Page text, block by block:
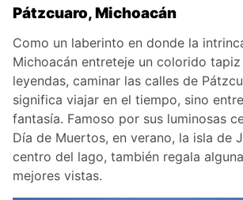
Pátzcuaro, Michoacán
Como un laberinto en donde la
Michoacán entreteje un colorido
leyendas, caminar las calles de
significa viajar en el tiempo, sino
fantasía. Famoso por sus luminosas
Día de Muertos, en verano, la isla de
centro del lago, también regala
mejores vistas.